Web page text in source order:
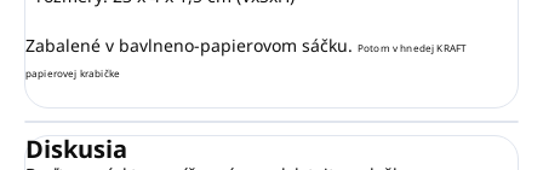
Zabalené v bavlneno-papierovom sáčku. Potom v hnedej KRAFT
papierovej krabičke
Diskusia